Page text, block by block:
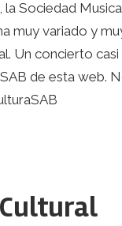
Sociedad
muy variado y
Un concierto
de esta web.